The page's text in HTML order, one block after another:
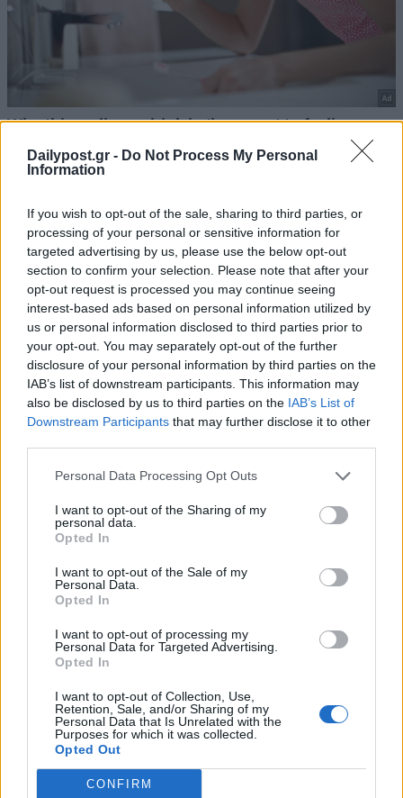
Dailypost.gr - Do Not Process My Personal
Information
If you wish to opt-out of the sale, sharing to third parties, or
processing of your personal or sensitive information for
targeted advertising by us, please use the below opt-out
section to confirm your selection. Please note that after your
opt-out request is processed you may continue seeing
interest-based ads based on personal information utilized by
us or personal information disclosed to third parties prior to
your opt-out. You may separately opt-out of the further
disclosure of your personal information by third parties on the
IAB’s list of downstream participants. This information may
also be disclosed by us to third parties on the IAB’s List of
Downstream Participants that may further disclose it to other
Personal Data Processing Opt Outs
I want to opt-out of the Sharing of my
personal data.
Opted In
I want to opt-out of the Sale of my
Personal Data.
Opted In
I want to opt-out of processing my
Personal Data for Targeted Advertising.
Opted In
I want to opt-out of Collection, Use,
Retention, Sale, and/or Sharing of my
Personal Data that Is Unrelated with the
Purposes for which it was collected.
Opted Out
CONFIRM